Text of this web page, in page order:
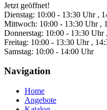
Jetzt geöffnet!
Dienstag: 10:00 - 13:30 Uhr ,
Mittwoch: 10:00 - 13:30 Uhr ,
Donnerstag: 10:00 - 13:30 Uhr
Freitag: 10:00 - 13:30 Uhr ,
Samstag: 10:00 - 14:00 Uhr
Navigation
Home
Angebote